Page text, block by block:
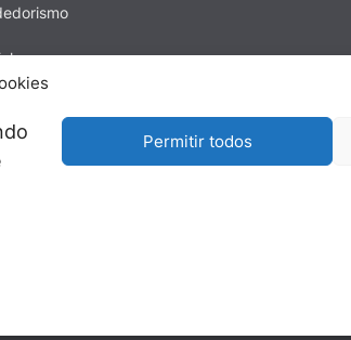
Permitir todos
e
Direito